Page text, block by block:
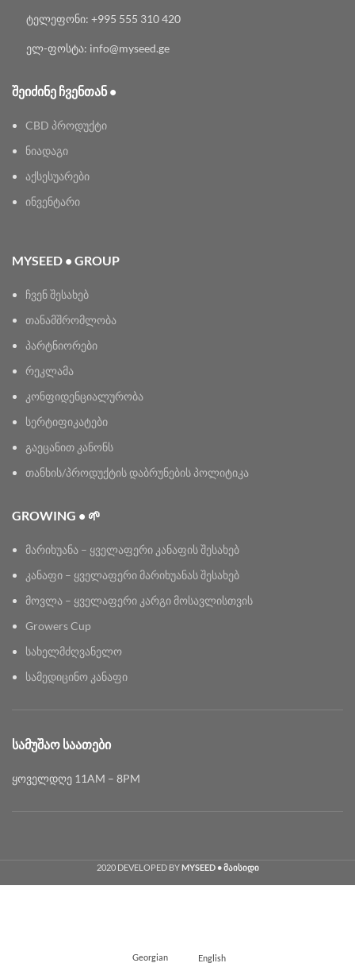
ტელეფონი: +995 555 310 420
ელ-ფოსტა: info@myseed.ge
ᲨᲔᲘᲫᲘᲜᲔ ᲩᲕᲔᲜᲗᲐᲜ •
CBD პროდუქტი
ნიადაგი
აქსესუარები
ინვენტარი
MYSEED • GROUP
ჩვენ შესახებ
თანამშრომლობა
პარტნიორები
რეკლამა
კონფიდენციალურობა
სერტიფიკატები
გაეცანით კანონს
თანხის/პროდუქტის დაბრუნების პოლიტიკა
GROWING • 🌱
მარიხუანა – ყველაფერი კანაფის შესახებ
კანაფი – ყველაფერი მარიხუანას შესახებ
მოვლა – ყველაფერი კარგი მოსავლისთვის
Growers Cup
სახელმძღვანელო
სამედიცინო კანაფი
ᲡᲐᲛᲣᲨᲐᲝ ᲡᲐᲐᲗᲔᲑᲘ
ყოველდღე 11AM – 8PM
2020 DEVELOPED BYMYSEED • მაისიდი
Georgian English